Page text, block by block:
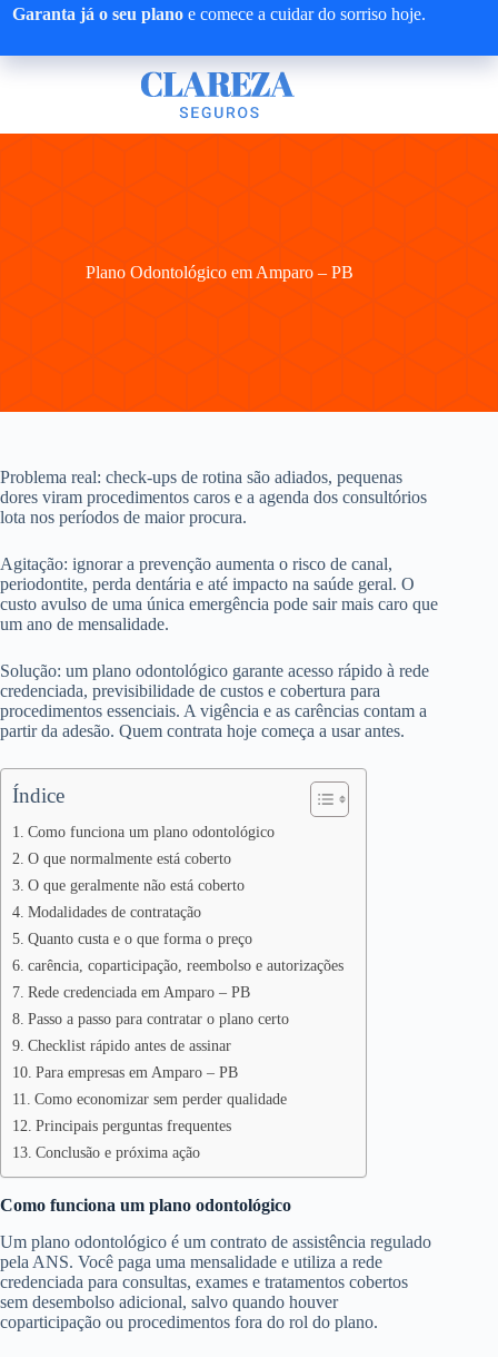
Pular
Garanta já o seu plano e comece a cuidar do sorriso hoje.
Plano Odontológico em Amparo – PB
Problema real: check-ups de rotina são adiados, pequenas
dores viram procedimentos caros e a agenda dos consultórios
lota nos períodos de maior procura.
Agitação: ignorar a prevenção aumenta o risco de canal,
periodontite, perda dentária e até impacto na saúde geral. O
custo avulso de uma única emergência pode sair mais caro que
um ano de mensalidade.
Solução: um plano odontológico garante acesso rápido à rede
credenciada, previsibilidade de custos e cobertura para
procedimentos essenciais. A vigência e as carências contam a
partir da adesão. Quem contrata hoje começa a usar antes.
Índice
Como funciona um plano odontológico
O que normalmente está coberto
O que geralmente não está coberto
Modalidades de contratação
Quanto custa e o que forma o preço
carência, coparticipação, reembolso e autorizações
Rede credenciada em Amparo – PB
Passo a passo para contratar o plano certo
Checklist rápido antes de assinar
Para empresas em Amparo – PB
Como economizar sem perder qualidade
Principais perguntas frequentes
Conclusão e próxima ação
Como funciona um plano odontológico
Um plano odontológico é um contrato de assistência regulado
pela ANS. Você paga uma mensalidade e utiliza a rede
credenciada para consultas, exames e tratamentos cobertos
sem desembolso adicional, salvo quando houver
coparticipação ou procedimentos fora do rol do plano.